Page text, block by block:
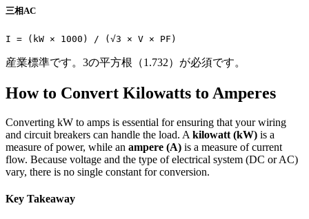
三相AC
I = (kW × 1000) / (√3 × V × PF)
産業標準です。3の平方根（1.732）が必須です。
How to Convert Kilowatts to Amperes
Converting kW to amps is essential for ensuring that your wiring
and circuit breakers can handle the load. A kilowatt (kW) is a
measure of power, while an ampere (A) is a measure of current
flow. Because voltage and the type of electrical system (DC or AC)
vary, there is no single constant for conversion.
Key Takeaway